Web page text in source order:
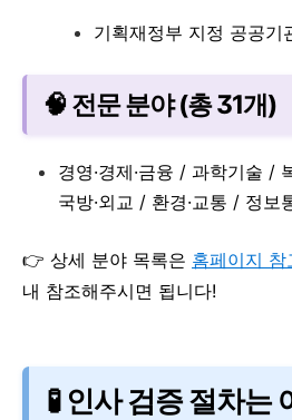
기획재정부 지정 공공기
🧠 전문 분야 (총 31개)
경영·경제·금융 / 과학기술 /
국방·외교 / 환경·교통 / 정보
👉 상세 분야 목록은 홈페이지 참
내 참조해주시면 됩니다!
🧪 인사 검증 절차는